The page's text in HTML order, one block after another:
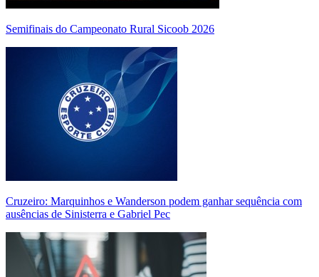
Semifinais do Campeonato Rural Sicoob 2026
Cruzeiro: Marquinhos e Wanderson podem ganhar sequência com
ausências de Sinisterra e Gabriel Pec